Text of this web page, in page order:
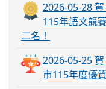
2026-05-28
115年語文競
二名！
2026-05-25
市115年度優